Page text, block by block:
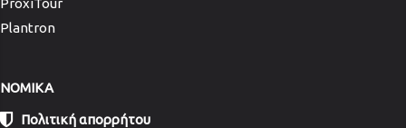
Plantron
NOMIKA
Πολιτική απορρήτου